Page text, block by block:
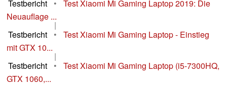
Testbericht •
Test Xiaomi Mi Gaming Laptop 2019: Die
Neuauflage ...
|
Testbericht
•
Test Xiaomi Mi Gaming Laptop - Einstieg
mit GTX 10...
|
Testbericht
•
Test Xiaomi Mi Gaming Laptop (i5-7300HQ,
GTX 1060,...